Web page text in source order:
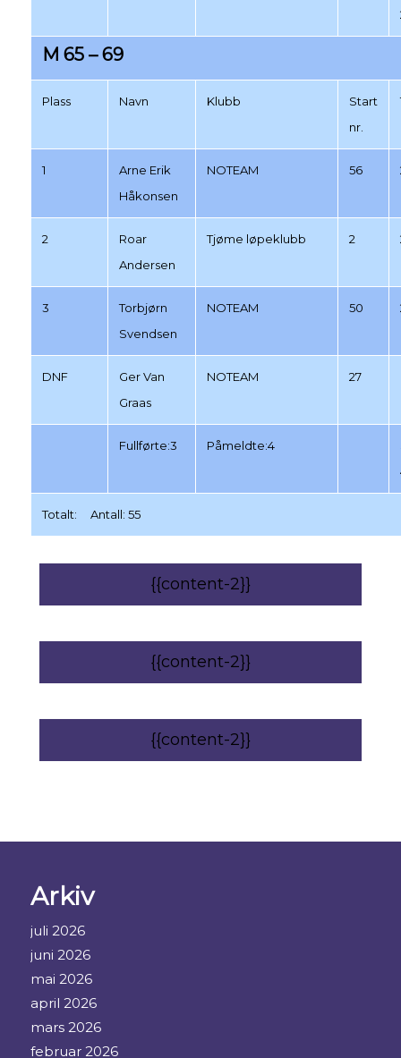
M 65 – 69
Plass Navn Klubb
Start
nr.
1
Arne Erik
Håkonsen
NOTEAM 56
2
Roar
Andersen
Tjøme løpeklubb 2
3
Torbjørn
Svendsen
NOTEAM 50
DNF
Ger Van
Graas
NOTEAM 27
Fullførte:3 Påmeldte:4
Totalt: Antall: 55
{{content-2}}
{{content-2}}
{{content-2}}
Arkiv
juli 2026
juni 2026
mai 2026
april 2026
mars 2026
februar 2026